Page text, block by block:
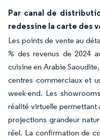
Par canal de
redessine la carte des
Les points de vente au
% des revenus de 2024
cuisine en Arabie
centres commerciaux et
week-end. Les
réalité virtuelle permettant
projections grandeur
réel. La confirmation de